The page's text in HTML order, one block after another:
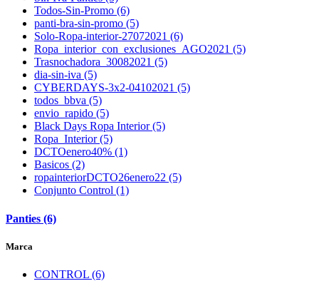
Todos-Sin-Promo (6)
panti-bra-sin-promo (5)
Solo-Ropa-interior-27072021 (6)
Ropa_interior_con_exclusiones_AGO2021 (5)
Trasnochadora_30082021 (5)
dia-sin-iva (5)
CYBERDAYS-3x2-04102021 (5)
todos_bbva (5)
envio_rapido (5)
Black Days Ropa Interior (5)
Ropa_Interior (5)
DCTOenero40% (1)
Basicos (2)
ropainteriorDCTO26enero22 (5)
Conjunto Control (1)
Panties (6)
Marca
CONTROL (6)